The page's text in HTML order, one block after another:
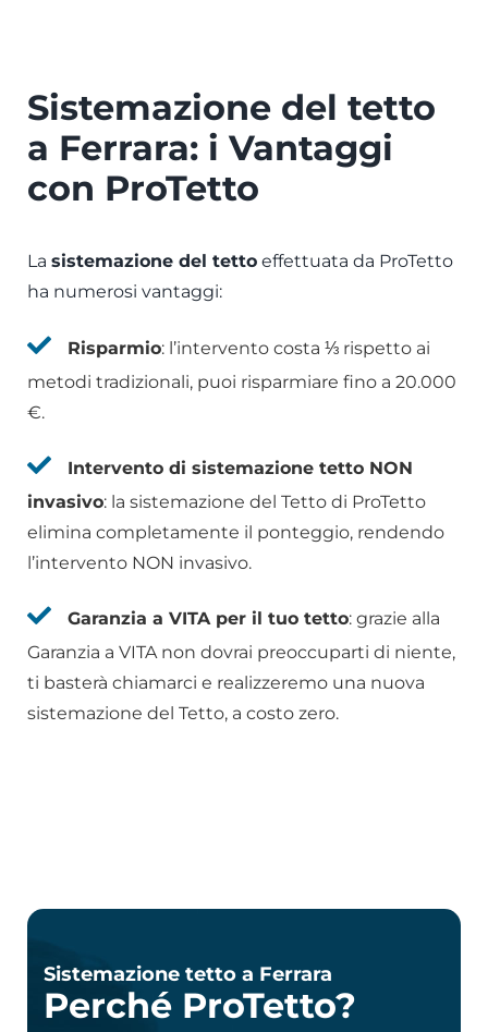
Sistemazione del tetto
a Ferrara: i Vantaggi
con ProTetto
La sistemazione del tetto effettuata da ProTetto
ha numerosi vantaggi:
Risparmio: l’intervento costa ⅓ rispetto ai
metodi tradizionali, puoi risparmiare fino a 20.000
€.
Intervento di sistemazione tetto NON
invasivo: la sistemazione del Tetto di ProTetto
elimina completamente il ponteggio, rendendo
l’intervento NON invasivo.
Garanzia a VITA per il tuo tetto: grazie alla
Garanzia a VITA non dovrai preoccuparti di niente,
ti basterà chiamarci e realizzeremo una nuova
sistemazione del Tetto, a costo zero.
Sistemazione tetto a Ferrara
Perché ProTetto?